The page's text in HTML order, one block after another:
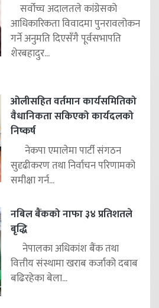
सर्वोच्च अदालतले कांग्रेसको
आधिकारिकता विवादमा पुनरावलोकन
गर्ने अनुमति दिएसँगै पूर्वसभापति
शेरबहादुर...
ओलीसहित वर्तमान कार्यसमितिको
वैधानिकता सकिएको कार्यदलको
निष्कर्ष
नेकपा एमालेमा पार्टी संगठन
सुदृढीकरण तथा निर्वाचन परिणामको
समीक्षा गर्न...
नबिल बैंकको नाफा ३४ प्रतिशतले
बृद्धि
नेपालका अधिकांश बैंक तथा
वित्तीय संस्थामा खराब कर्जाको दबाब
बढिरहेका बेला...